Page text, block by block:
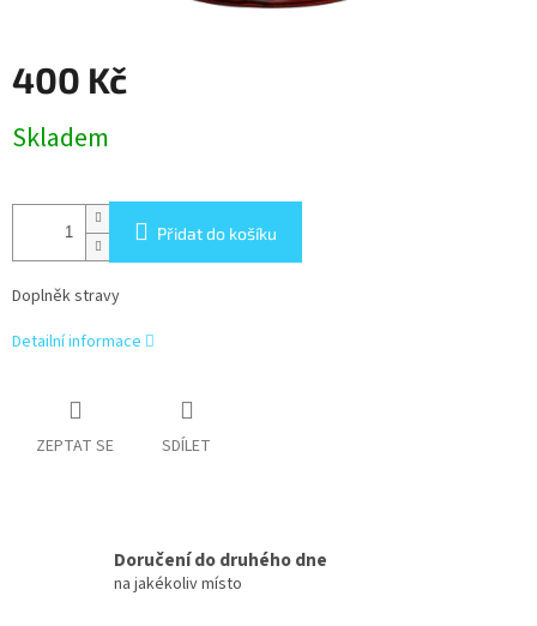
400 Kč
cena:
Skladem
Přidat do košíku
Doplněk stravy
Detailní informace
ZEPTAT SE SDÍLET
Doručení do druhého dne
na jakékoliv místo